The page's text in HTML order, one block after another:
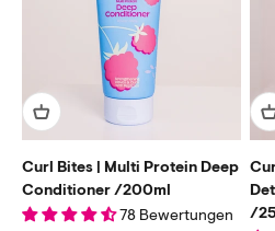
Curl Bites | Multi Protein Deep
Conditioner /200ml
78 Bewertungen
/